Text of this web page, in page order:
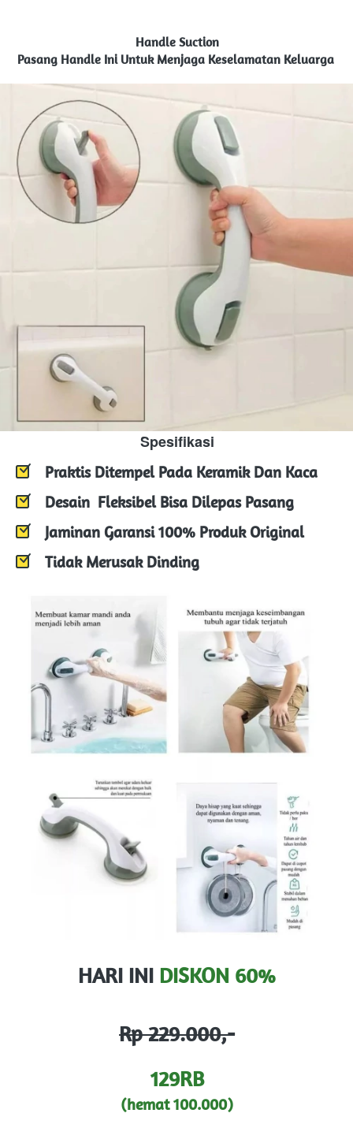
Handle Suction
Pasang Handle Ini Untuk Menjaga Keselamatan Keluarga
Spesifikasi
Praktis Ditempel Pada Keramik Dan Kaca
Desain  Fleksibel Bisa Dilepas Pasang
Jaminan Garansi 100% Produk Original
Tidak Merusak Dinding
HARI INI DISKON 60%
Rp 229.000,-
129RB
(hemat 100.000)